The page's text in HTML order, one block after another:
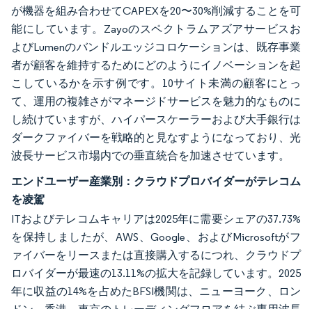
が機器を組み合わせてCAPEXを20〜30%削減することを可
能にしています。Zayoのスペクトラムアズアサービスお
よびLumenのバンドルエッジコロケーションは、既存事業
者が顧客を維持するためにどのようにイノベーションを起
こしているかを示す例です。10サイト未満の顧客にとっ
て、運用の複雑さがマネージドサービスを魅力的なものに
し続けていますが、ハイパースケーラーおよび大手銀行は
ダークファイバーを戦略的と見なすようになっており、光
波長サービス市場内での垂直統合を加速させています。
エンドユーザー産業別：クラウドプロバイダーがテレコム
を凌駕
ITおよびテレコムキャリアは2025年に需要シェアの37.73%
を保持しましたが、AWS、Google、およびMicrosoftがフ
ァイバーをリースまたは直接購入するにつれ、クラウドプ
ロバイダーが最速の13.11%の拡大を記録しています。2025
年に収益の14%を占めたBFSI機関は、ニューヨーク、ロン